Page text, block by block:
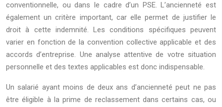
conventionnelle, ou dans le cadre d’un PSE. L’ancienneté est
également un critère important, car elle permet de justifier le
droit à cette indemnité. Les conditions spécifiques peuvent
varier en fonction de la convention collective applicable et des
accords d’entreprise. Une analyse attentive de votre situation
personnelle et des textes applicables est donc indispensable.
Un salarié ayant moins de deux ans d’ancienneté peut ne pas
être éligible à la prime de reclassement dans certains cas, ou